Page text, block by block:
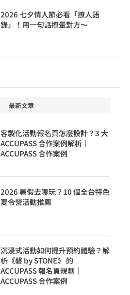
2026 七夕情人節必看「撩人語
錄」！用一句話撩暈對方～
最新文章
客製化活動報名頁怎麼設計？3 大
ACCUPASS 合作案例解析｜
ACCUPASS 合作案例
2026 暑假去哪玩？10 個全台特色
夏令營活動推薦
沉浸式活動如何提升預約體驗？解
析《磬 by STONE》 的
ACCUPASS 報名頁規劃｜
ACCUPASS 合作案例